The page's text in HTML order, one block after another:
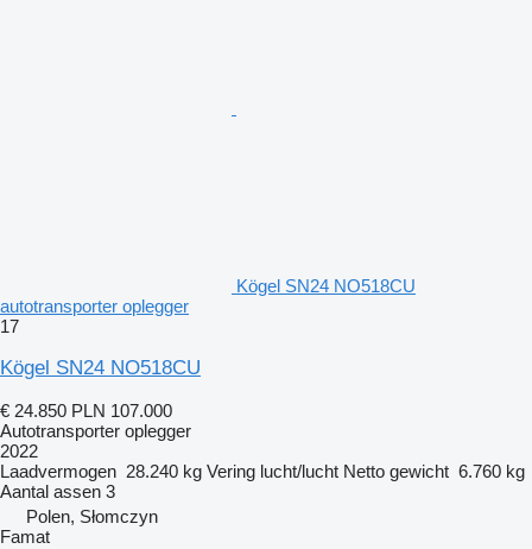
Kögel SN24 NO518CU
autotransporter oplegger
17
Kögel SN24 NO518CU
€ 24.850 PLN 107.000
Autotransporter oplegger
2022
Laadvermogen 28.240 kg Vering lucht/lucht Netto gewicht 6.760 kg
Aantal assen 3
Polen, Słomczyn
Famat